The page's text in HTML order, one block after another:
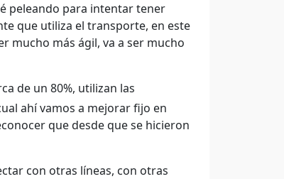
peleando para intentar tener
que utiliza el transporte, en este
mucho más ágil, va a ser mucho
de un 80%, utilizan las
ahí vamos a mejorar fijo en
que desde que se hicieron
con otras líneas, con otras